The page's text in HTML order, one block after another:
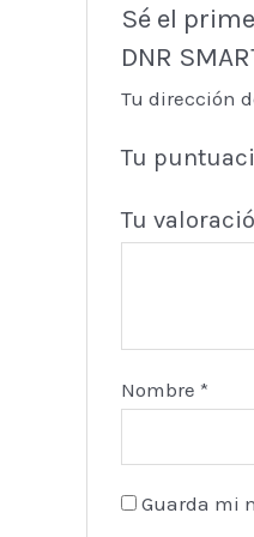
Sé el
DNR
Tu dirección
Tu
Tu
Nombre *
Guarda mi